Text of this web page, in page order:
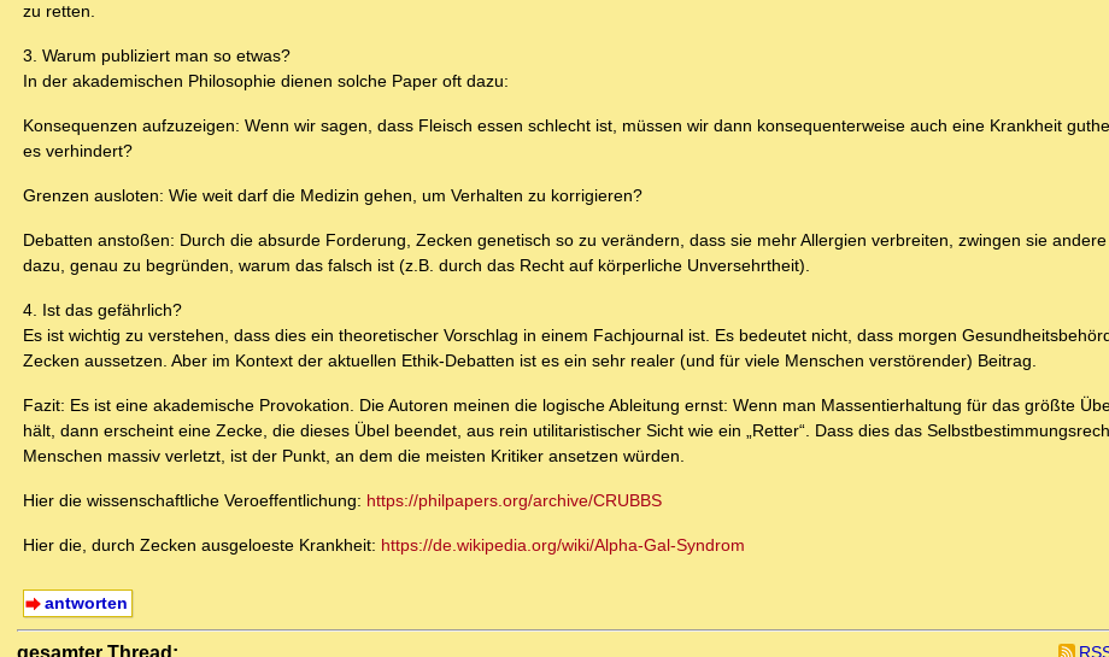
zu retten.
3. Warum publiziert man so etwas?
In der akademischen Philosophie dienen solche Paper oft dazu:
Konsequenzen aufzuzeigen: Wenn wir sagen, dass Fleisch essen schlecht ist, müssen wir dann konsequenterweise auch eine Krankheit
es verhindert?
Grenzen ausloten: Wie weit darf die Medizin gehen, um Verhalten zu korrigieren?
Debatten anstoßen: Durch die absurde Forderung, Zecken genetisch so zu verändern, dass sie mehr Allergien verbreiten, zwingen sie
dazu, genau zu begründen, warum das falsch ist (z.B. durch das Recht auf körperliche Unversehrtheit).
4. Ist das gefährlich?
Es ist wichtig zu verstehen, dass dies ein theoretischer Vorschlag in einem Fachjournal ist. Es bedeutet nicht, dass morgen
Zecken aussetzen. Aber im Kontext der aktuellen Ethik-Debatten ist es ein sehr realer (und für viele Menschen verstörender) Beitrag.
Fazit: Es ist eine akademische Provokation. Die Autoren meinen die logische Ableitung ernst: Wenn man Massentierhaltung für das größte
hält, dann erscheint eine Zecke, die dieses Übel beendet, aus rein utilitaristischer Sicht wie ein „Retter“. Dass dies das
Menschen massiv verletzt, ist der Punkt, an dem die meisten Kritiker ansetzen würden.
Hier die wissenschaftliche Veroeffentlichung: https://philpapers.org/archive/CRUBBS
Hier die, durch Zecken ausgeloeste Krankheit: https://de.wikipedia.org/wiki/Alpha-Gal-Syndrom
antworten
gesamter Thread: